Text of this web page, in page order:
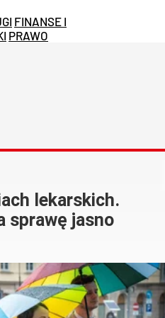
FINANSE I
PRAWO
lekarskich.
sprawę jasno